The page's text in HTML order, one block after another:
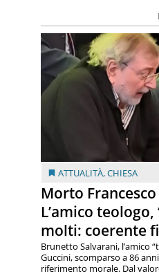
ATTUALITÀ,CHIESA
Morto
L’amico
molti: coerente
Brunetto Salvarani, l’amico
Guccini, scomparso a 86
riferimento morale. Dal